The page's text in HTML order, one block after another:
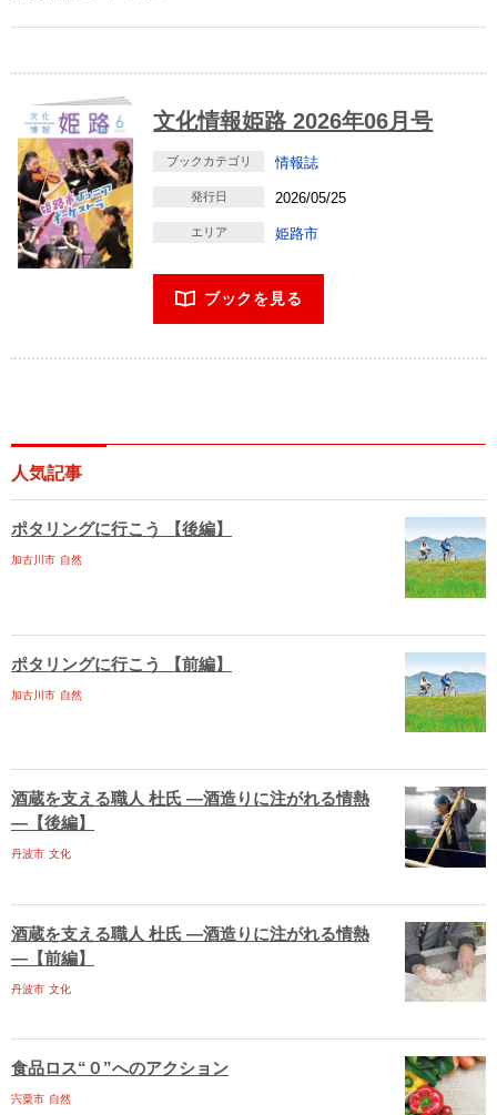
文化情報姫路 2026年06月号
ブックカテゴリ 情報誌
発行日 2026/05/25
エリア 姫路市
ブックを見る
人気記事
ポタリングに行こう 【後編】
加古川市 自然
ポタリングに行こう 【前編】
加古川市 自然
酒蔵を支える職人 杜氏 ―酒造りに注がれる情熱
―【後編】
丹波市 文化
酒蔵を支える職人 杜氏 ―酒造りに注がれる情熱
―【前編】
丹波市 文化
食品ロス“０”へのアクション
宍粟市 自然